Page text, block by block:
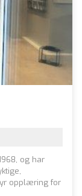
og har
opplæring for